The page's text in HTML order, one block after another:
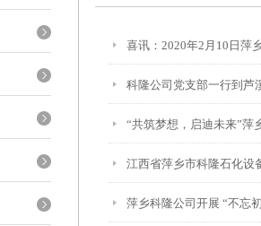
喜讯：2020年2月10日萍
科隆公司党支部一行到芦
“共筑梦想，启迪未来”萍
江西省萍乡市科隆石化设
萍乡科隆公司开展 “不忘